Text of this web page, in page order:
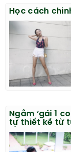
Học cách
Ngắm ‘gái 1
tự thiết kế từ